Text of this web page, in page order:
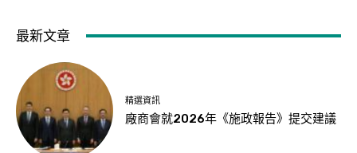
最新文章
精選資訊
廠商會就2026年《施政報告》提交建議